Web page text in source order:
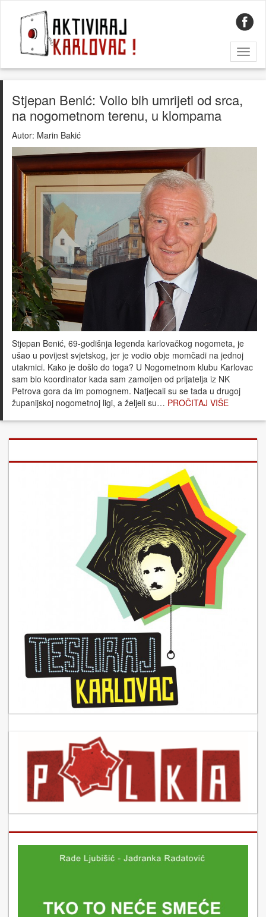
Stjepan Benić: Volio bih umrijeti od srca,
na nogometnom terenu, u klompama
Autor: Marin Bakić
Stjepan Benić, 69-godišnja legenda karlovačkog nogometa, je
ušao u povijest svjetskog, jer je vodio obje momčadi na jednoj
utakmici. Kako je došlo do toga? U Nogometnom klubu Karlovac
sam bio koordinator kada sam zamoljen od prijatelja iz NK
Petrova gora da im pomognem. Natjecali su se tada u drugoj
županijskoj nogometnoj ligi, a željeli su… PROČITAJ VIŠE